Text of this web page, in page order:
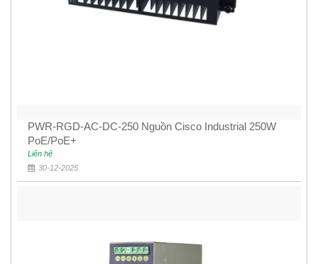
PWR-RGD-AC-DC-250 Nguồn Cisco Industrial 250W
PoE/PoE+
Liên hệ
30-12-2025